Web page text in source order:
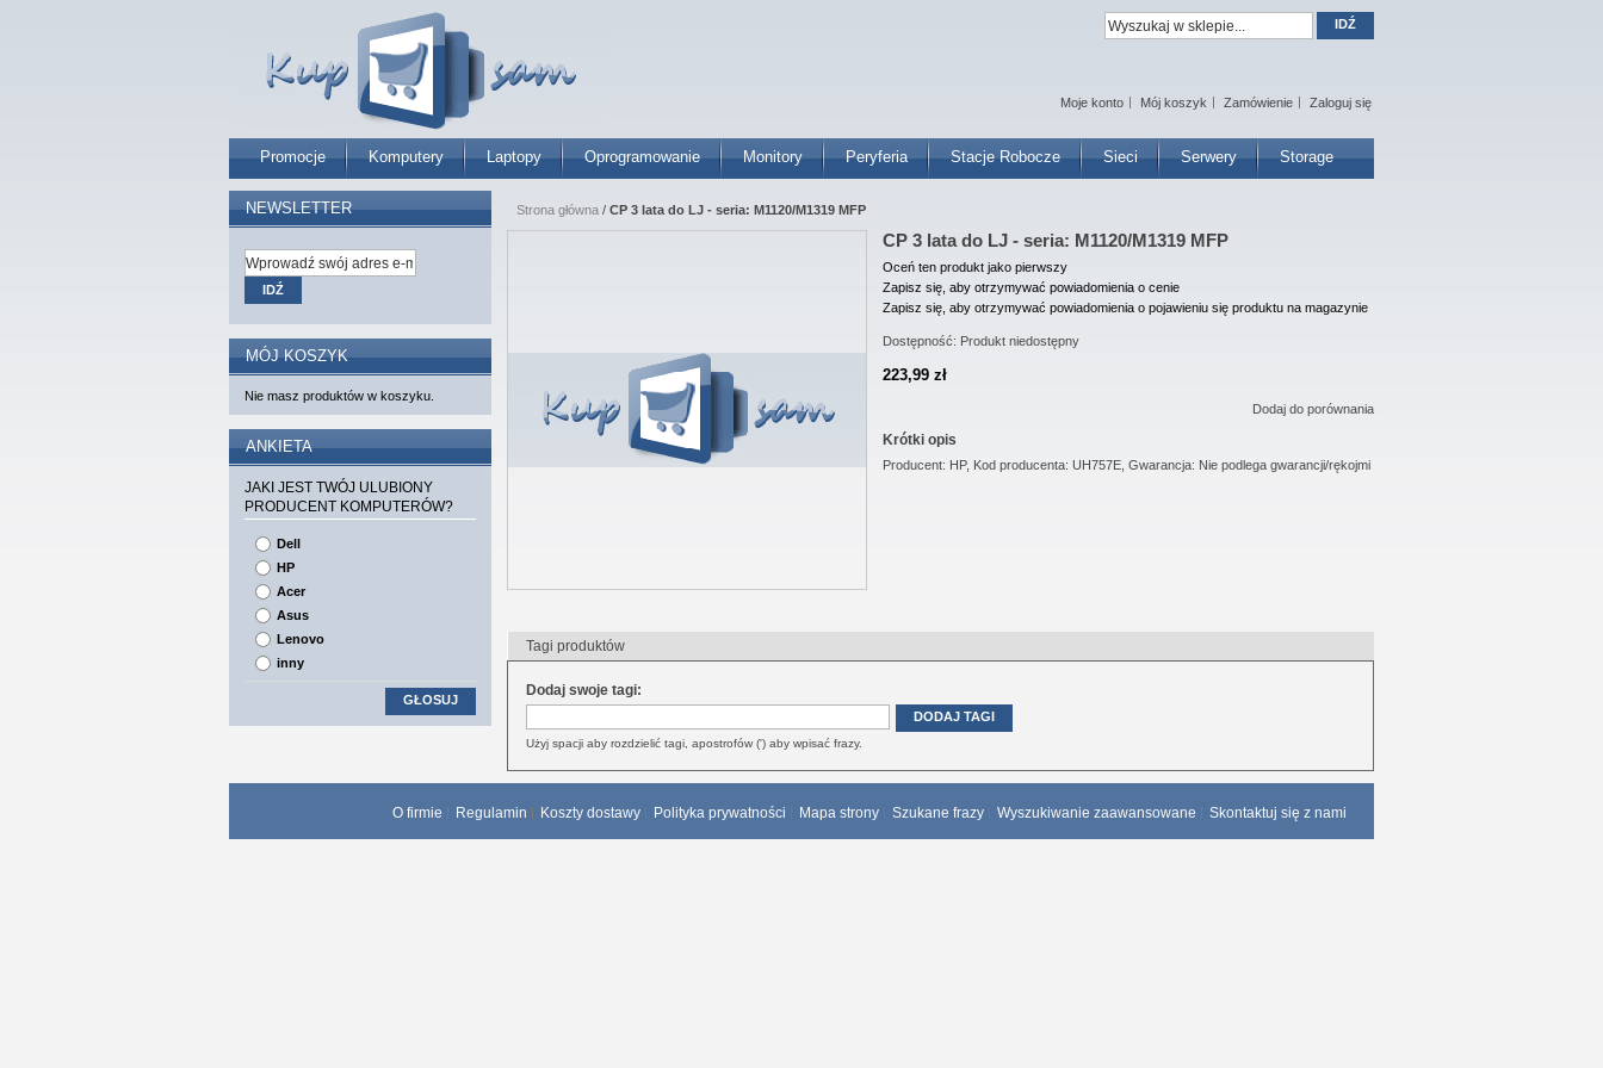
Promocje Komputery Laptopy Oprogramowanie Monitory Peryferia Stacje Robocze Sieci Serwery Storage
Moje konto Mój koszyk Zamówienie Zaloguj się
IDŹ
Strona główna / CP 3 lata do LJ - seria: M1120/M1319 MFP
CP 3 lata do LJ - seria: M1120/M1319 MFP
Oceń ten produkt jako pierwszy
Zapisz się, aby otrzymywać powiadomienia o cenie
Zapisz się, aby otrzymywać powiadomienia o pojawieniu się produktu na magazynie
Dostępność: Produkt niedostępny
223,99 zł
Dodaj do porównania
Krótki opis
Producent: HP, Kod producenta: UH757E, Gwarancja: Nie podlega gwarancji/rękojmi
Tagi produktów
Dodaj swoje tagi:
DODAJ TAGI
Użyj spacji aby rozdzielić tagi, apostrofów (') aby wpisać frazy.
NEWSLETTER
IDŹ
MÓJ KOSZYK
Nie masz produktów w koszyku.
ANKIETA
JAKI JEST TWÓJ ULUBIONY
PRODUCENT KOMPUTERÓW?
Dell
HP
Acer
Asus
Lenovo
inny
GŁOSUJ
O firmie Regulamin Koszty dostawy Polityka prywatności Mapa strony Szukane frazy Wyszukiwanie zaawansowane Skontaktuj się z nami